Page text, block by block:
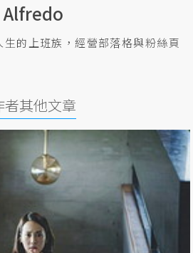
Alfredo
的上班族，經營部落格與粉絲頁
者其他文章